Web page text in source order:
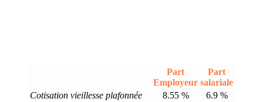
Part
Employeur
Part
salariale
Cotisation vieillesse plafonnée
8.55 %
6.9 %